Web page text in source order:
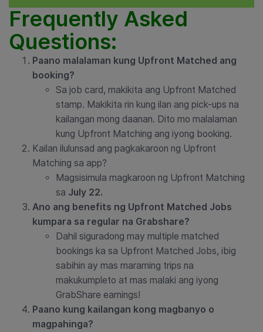
Frequently Asked
Questions:
Paano malalaman kung Upfront Matched ang
booking?
Sa job card, makikita ang Upfront Matched
stamp. Makikita rin kung ilan ang pick-ups na
kailangan mong daanan. Dito mo malalaman
kung Upfront Matching ang iyong booking.
Kailan ilulunsad ang pagkakaroon ng Upfront
Matching sa app?
Magsisimula magkaroon ng Upfront Matching
sa July 22.
Ano ang benefits ng Upfront Matched Jobs
kumpara sa regular na Grabshare?
Dahil siguradong may multiple matched
bookings ka sa Upfront Matched Jobs, ibig
sabihin ay mas maraming trips na
makukumpleto at mas malaki ang iyong
GrabShare earnings!
Paano kung kailangan kong magbanyo o
magpahinga?